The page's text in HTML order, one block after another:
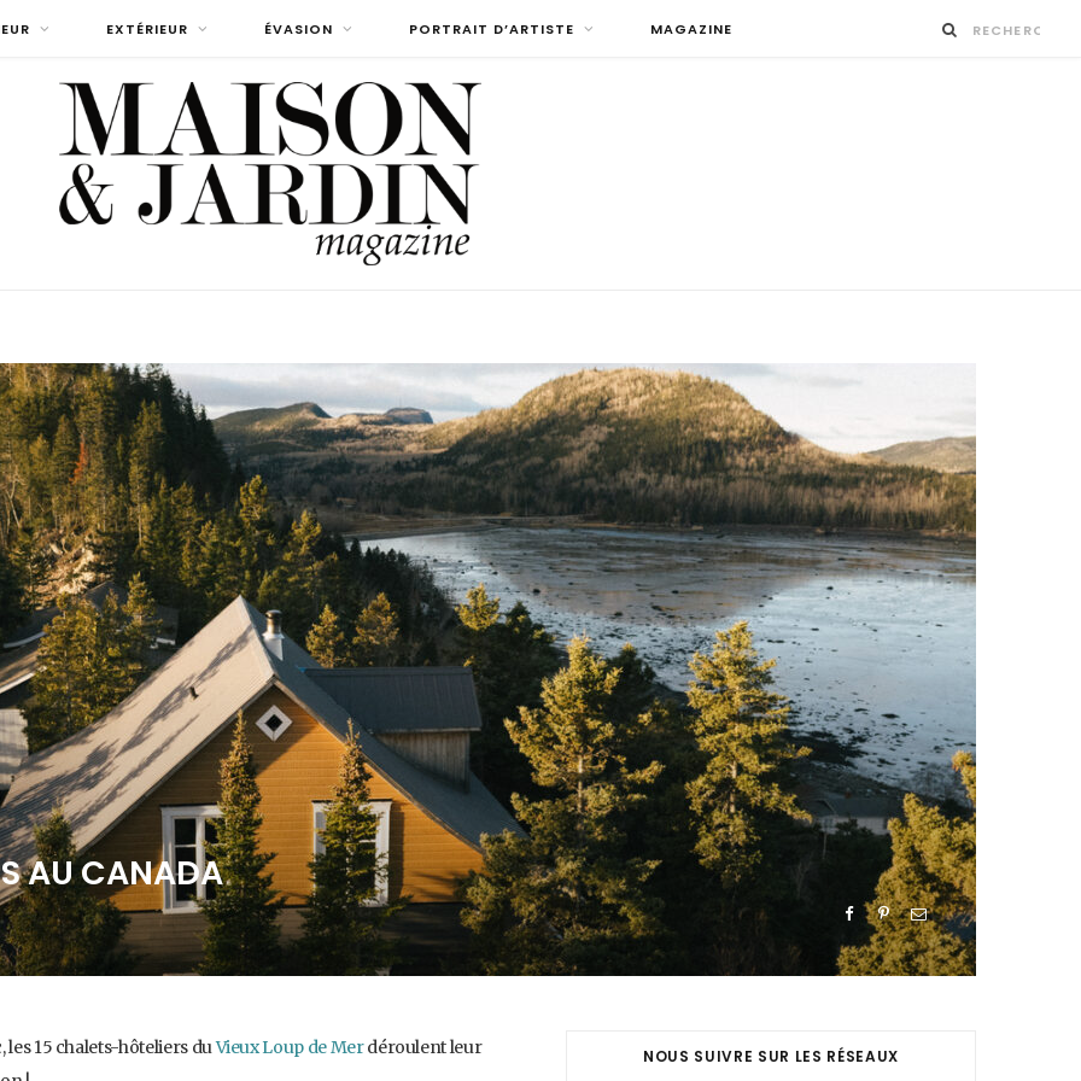
EXTÉRIEUR ÉVASION PORTRAIT D’ARTISTE MAGAZINE
AU CANADA
les 15 chalets-hôteliers duVieux Loup de Merdéroulent leur
NOUS SUIVRE SUR LES RÉSEAUX